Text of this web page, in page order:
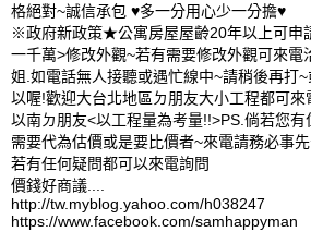
格絕對~誠信承包 ♥多一分用心少一分擔♥
※政府新政策★公寓房屋屋齡20年以上可申
一千萬>修改外觀~若有需要修改外觀可來電
姐.如電話無人接聽或遇忙線中~請稍後再打
以喔!歡迎大台北地區ㄉ朋友大小工程都可來
以南ㄉ朋友<以工程量為考量!!>PS.倘若您
需要代為估價或是要比價者~來電請務必事
若有任何疑問都可以來電詢問
價錢好商議....
http://tw.myblog.yahoo.com/h038247
https://www.facebook.com/samhappyman